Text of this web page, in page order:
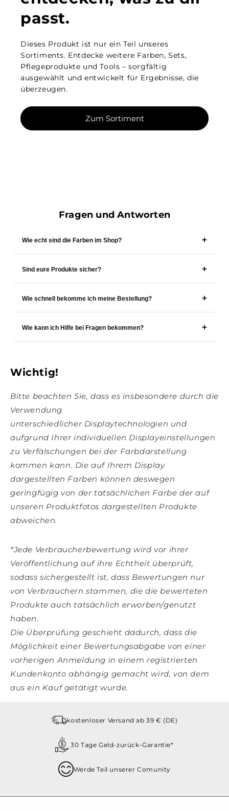
passt.
Dieses Produkt ist nur ein Teil unseres
Sortiments. Entdecke weitere Farben, Sets,
Pflegeprodukte und Tools – sorgfältig
ausgewählt und entwickelt für Ergebnisse, die
überzeugen.
Zum Sortiment
Fragen und Antworten
Wie echt sind die Farben im Shop?
Sind eure Produkte sicher?
Wie schnell bekomme ich meine Bestellung?
Wie kann ich Hilfe bei Fragen bekommen?
Wichtig!
Bitte beachten Sie, dass es insbesondere durch die
Verwendung
unterschiedlicher Displaytechnologien und
aufgrund Ihrer individuellen Displayeinstellungen
zu Verfälschungen bei der Farbdarstellung
kommen kann. Die auf Ihrem Display
dargestellten Farben können deswegen
geringfügig von der tatsächlichen Farbe der auf
unseren Produktfotos dargestellten Produkte
abweichen.
*Jede Verbraucherbewertung wird vor ihrer
Veröffentlichung auf ihre Echtheit überprüft,
sodass sichergestellt ist, dass Bewertungen nur
von Verbrauchern stammen, die die bewerteten
Produkte auch tatsächlich erworben/genutzt
haben.
Die Überprüfung geschieht dadurch, dass die
Möglichkeit einer Bewertungsabgabe von einer
vorherigen Anmeldung in einem registrierten
Kundenkonto abhängig gemacht wird, von dem
aus ein Kauf getätigt wurde.
kostenloser Versand ab 39 € (DE)
30 Tage Geld-zurück-Garantie*
Werde Teil unserer Comunity